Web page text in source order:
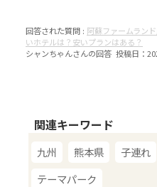
回答された質問 : 阿蘇ファームラン
いホテルは？安いプランはある？
シャンちゃんさんの回答 投稿日：
関連キーワード
九州 熊本県 子連れ
テーマパーク